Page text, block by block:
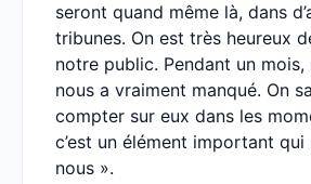
seront quand même là, dans
tribunes. On est très heureux
notre public. Pendant un
nous a vraiment manqué. On
compter sur eux dans les
c’est un élément important
nous ».